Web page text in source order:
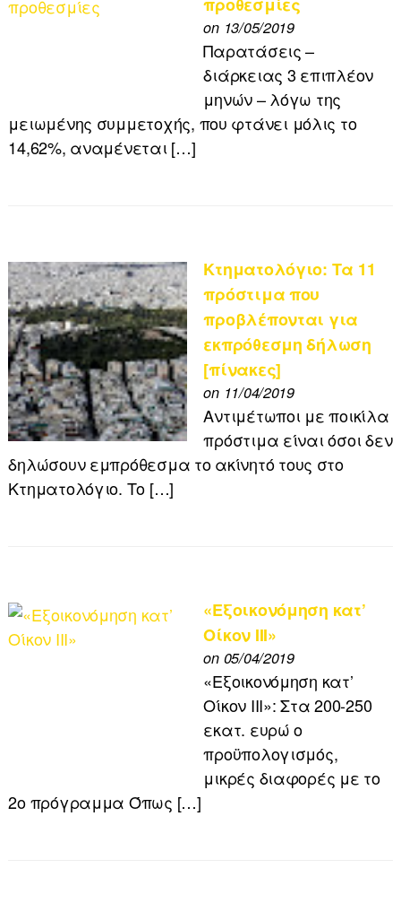
προθεσμίες
on 13/05/2019
Παρατάσεις –
διάρκειας 3 επιπλέον
μηνών – λόγω της
μειωμένης συμμετοχής, που φτάνει μόλις το
14,62%, αναμένεται […]
Κτηματολόγιο: Τα 11
πρόστιμα που
προβλέπονται για
εκπρόθεσμη δήλωση
[πίνακες]
on 11/04/2019
Αντιμέτωποι με ποικίλα
πρόστιμα είναι όσοι δεν
δηλώσουν εμπρόθεσμα το ακίνητό τους στο
Κτηματολόγιο. Το […]
«Εξοικονόμηση κατ’
Οίκον ΙΙΙ»
on 05/04/2019
«Εξοικονόμηση κατ’
Οίκον ΙΙΙ»: Στα 200-250
εκατ. ευρώ ο
προϋπολογισμός,
μικρές διαφορές με το
2ο πρόγραμμα Όπως […]